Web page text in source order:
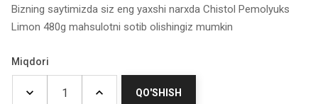
Bizning saytimizda siz eng yaxshi narxda Chistol Pemolyuks
Limon 480g mahsulotni sotib olishingiz mumkin
Miqdori
QO'SHISH